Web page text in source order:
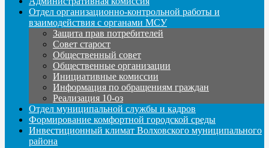
Отдел организационно-контрольной работы и
взаимодействия с органами МСУ
Защита прав потребителей
Совет старост
Общественный совет
Общественные организации
Инициативные комиссии
Информация по обращениям граждан
Реализация 10-оз
Отдел муниципальной службы и кадров
Формирование комфортной городской среды
Инвестиционный климат Волховского муниципального
района